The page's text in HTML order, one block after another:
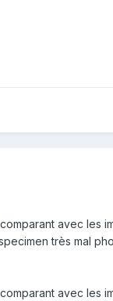
avec les
très mal
avec les